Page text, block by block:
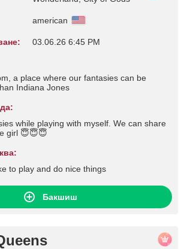
american
03.06.26 6:45 PM
be
Indiana Jones
while playing with myself. We can share
girl 😇😇😇
to play and do nice things
Бакшиш